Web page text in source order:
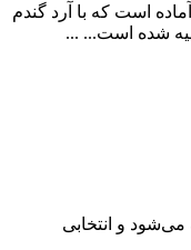
تازه و آماده است که با آرد گندم
شده است... ...
۴ عددی عرضه می‌شود و انتخابی